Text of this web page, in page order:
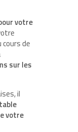
votre
de
sur les
il
votre